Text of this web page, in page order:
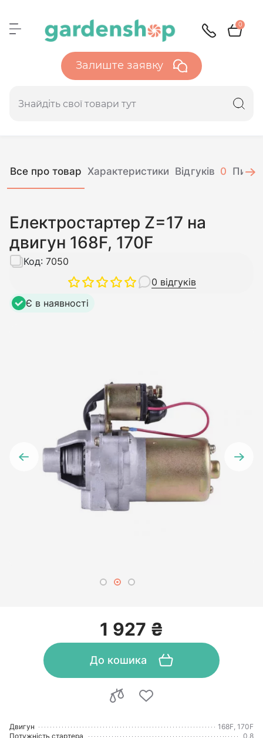
0
Залиште заявку
Все про товар Характеристики Відгуків 0
Електростартер Z=17 на
двигун 168F, 170F
0 відгуків
Код: 7050
Є в наявності
1 927 ₴
До кошика
Двигун
168F, 170F
Потужність стартера
0,8